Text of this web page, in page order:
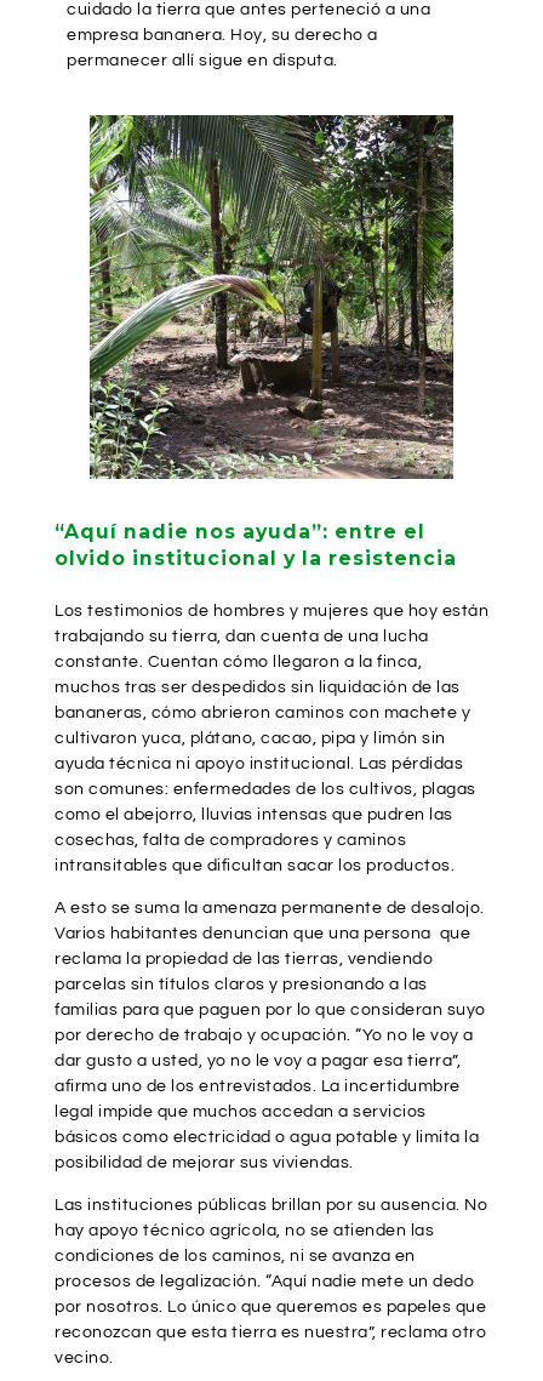
cuidado la tierra que antes perteneció a una
empresa bananera. Hoy, su derecho a
permanecer allí sigue en disputa.
“Aquí nadie nos ayuda”: entre el
olvido institucional y la resistencia
Los testimonios de hombres y mujeres que hoy están
trabajando su tierra, dan cuenta de una lucha
constante. Cuentan cómo llegaron a la finca,
muchos tras ser despedidos sin liquidación de las
bananeras, cómo abrieron caminos con machete y
cultivaron yuca, plátano, cacao, pipa y limón sin
ayuda técnica ni apoyo institucional. Las pérdidas
son comunes: enfermedades de los cultivos, plagas
como el abejorro, lluvias intensas que pudren las
cosechas, falta de compradores y caminos
intransitables que dificultan sacar los productos.
A esto se suma la amenaza permanente de desalojo.
Varios habitantes denuncian que una persona que
reclama la propiedad de las tierras, vendiendo
parcelas sin títulos claros y presionando a las
familias para que paguen por lo que consideran suyo
por derecho de trabajo y ocupación. “Yo no le voy a
dar gusto a usted, yo no le voy a pagar esa tierra”,
afirma uno de los entrevistados. La incertidumbre
legal impide que muchos accedan a servicios
básicos como electricidad o agua potable y limita la
posibilidad de mejorar sus viviendas.
Las instituciones públicas brillan por su ausencia. No
hay apoyo técnico agrícola, no se atienden las
condiciones de los caminos, ni se avanza en
procesos de legalización. “Aquí nadie mete un dedo
por nosotros. Lo único que queremos es papeles que
reconozcan que esta tierra es nuestra”, reclama otro
vecino.